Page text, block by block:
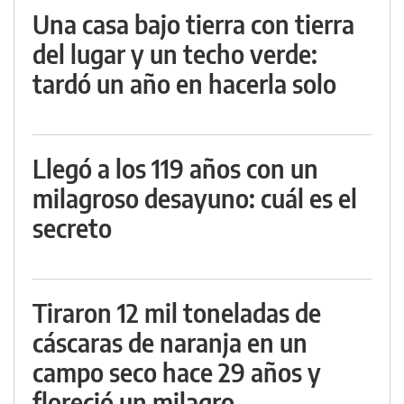
Una casa bajo tierra con tierra
del lugar y un techo verde:
tardó un año en hacerla solo
Llegó a los 119 años con un
milagroso desayuno: cuál es el
secreto
Tiraron 12 mil toneladas de
cáscaras de naranja en un
campo seco hace 29 años y